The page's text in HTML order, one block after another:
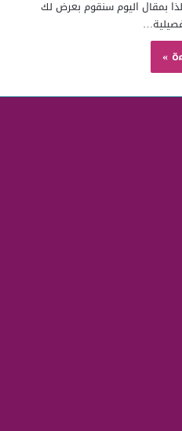
بمقال اليوم سنقوم بعرض لك
»